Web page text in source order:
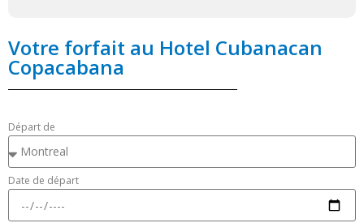
Votre forfait au Hotel Cubanacan
Copacabana
Départ de
Date de départ